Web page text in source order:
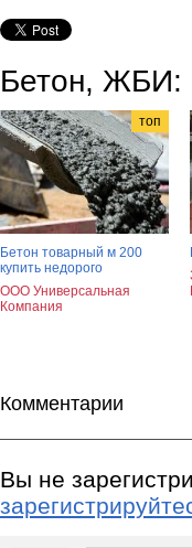
Бетон, ЖБИ:
топ
Бетон товарный м 200
купить недорого
ООО Универсальная
Компания
Комментарии
Вы не